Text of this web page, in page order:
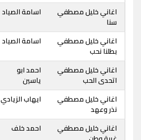
اغاني خليل مصطفي
سنا
اسامة الصياد
اغاني خليل مصطفي
بطلنا نحب
اسامة الصياد
اغاني خليل مصطفي
اتحدى الحب
احمد ابو
ياسين
اغاني خليل مصطفي
نذر وعهد
ايهاب الزيادي
اغاني خليل مصطفي
احمد خلف